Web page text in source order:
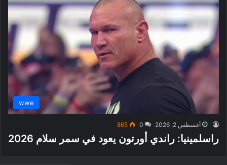
wwe
أغسطس 2, 2026 0
865
راسلمينيا: راندي أورتون يعود في سمر سلام 2026